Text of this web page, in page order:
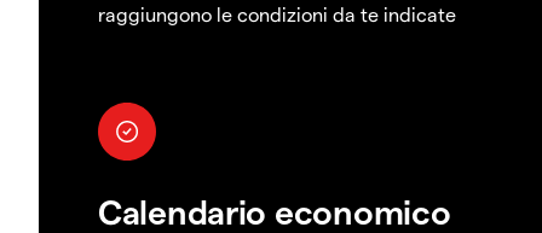
raggiungono le condizioni da te indicate
Calendario economico